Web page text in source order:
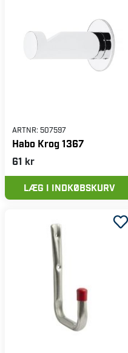
ARTNR: 507597
Habo Krog 1367
61 kr
LÆG I INDKØBSKURV